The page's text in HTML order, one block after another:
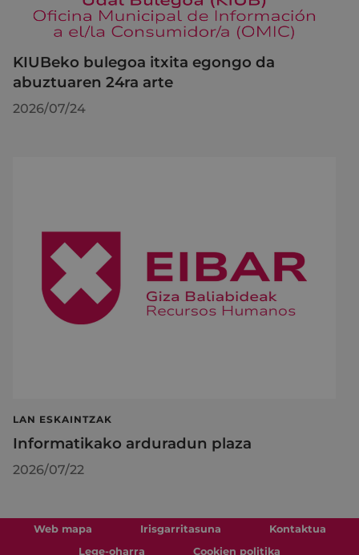
KIUBeko bulegoa itxita egongo da
abuztuaren 24ra arte
2026/07/24
LAN ESKAINTZAK
Informatikako arduradun plaza
2026/07/22
Web mapa Irisgarritasuna
Kontaktua
Lege-oharra
Cookien politika